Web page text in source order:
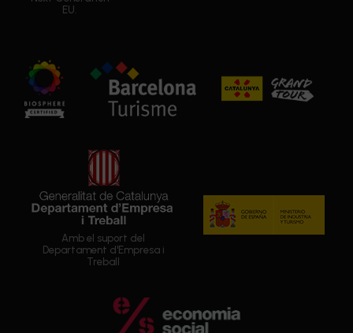
EU.
Amb el suport del
Departament d'Empresa i
Treball